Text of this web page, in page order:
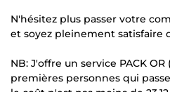
N'hésitez plus passer votre
et soyez pleinement satisfaire
NB: J'offre un service PACK OR (
premières personnes qui